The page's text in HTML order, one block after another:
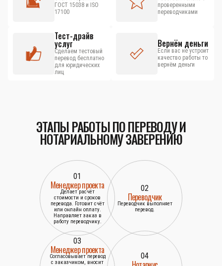
ГОСТ 15038 и ISO
17100
проверенными
переводчиками
Тест-драйв
услуг
Сделаем тестовый
перевод бесплатно
для юридических
лиц
Вернём деньги
Если вас не устроит
качество работы то
вернём деньги
ЭТАПЫ РАБОТЫ ПО ПЕРЕВОДУ И
НОТАРИАЛЬНОМУ ЗАВЕРЕНИЮ
01
Менеджер проекта
Делает расчёт
стоимости и сроков
перевода. Готовит счёт
или онлайн оплату.
Направляет заказ в
работу переводчику.
02
Переводчик
Переводчик выполняет
перевод.
03
Менеджер проекта
Согласовывает перевод
с заказчиком, вносит
04